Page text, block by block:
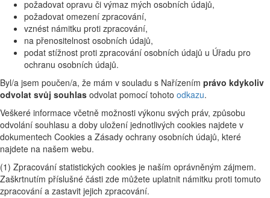
požadovat opravu či výmaz mých osobních údajů,
požadovat omezení zpracování,
vznést námitku proti zpracování,
na přenositelnost osobních údajů,
podat stížnost proti zpracování osobních údajů u Úřadu pro
ochranu osobních údajů.
Byl/a jsem poučen/a, že mám v souladu s Nařízením právo kdykoliv
odvolat svůj souhlas odvolat pomocí tohoto odkazu.
Veškeré informace včetně možnosti výkonu svých práv, způsobu
odvolání souhlasu a doby uložení jednotlivých cookies najdete v
dokumentech Cookies a Zásady ochrany osobních údajů, které
najdete na našem webu.
(1) Zpracování statistických cookies je naším oprávněným zájmem.
Zaškrtnutím příslušné části zde můžete uplatnit námitku proti tomuto
zpracování a zastavit jejich zpracování.